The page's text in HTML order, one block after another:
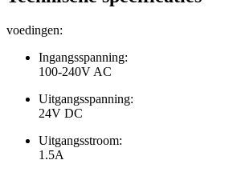
voedingen:
Ingangsspanning:
100-240V AC
Uitgangsspanning:
24V DC
Uitgangsstroom:
1.5A